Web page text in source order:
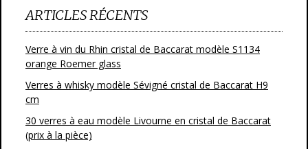
ARTICLES RÉCENTS
Verre à vin du Rhin cristal de Baccarat modèle S1134
orange Roemer glass
Verres à whisky modèle Sévigné cristal de Baccarat H9
cm
30 verres à eau modèle Livourne en cristal de Baccarat
(prix à la pièce)